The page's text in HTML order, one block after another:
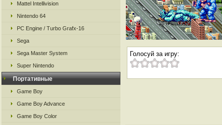
Mattel Intellivision
Nintendo 64
PC Engine / Turbo Grafx-16
Sega
Sega Master System
Super Nintendo
Портативные
Game Boy
Game Boy Advance
Game Boy Color
Голосуй за игру: